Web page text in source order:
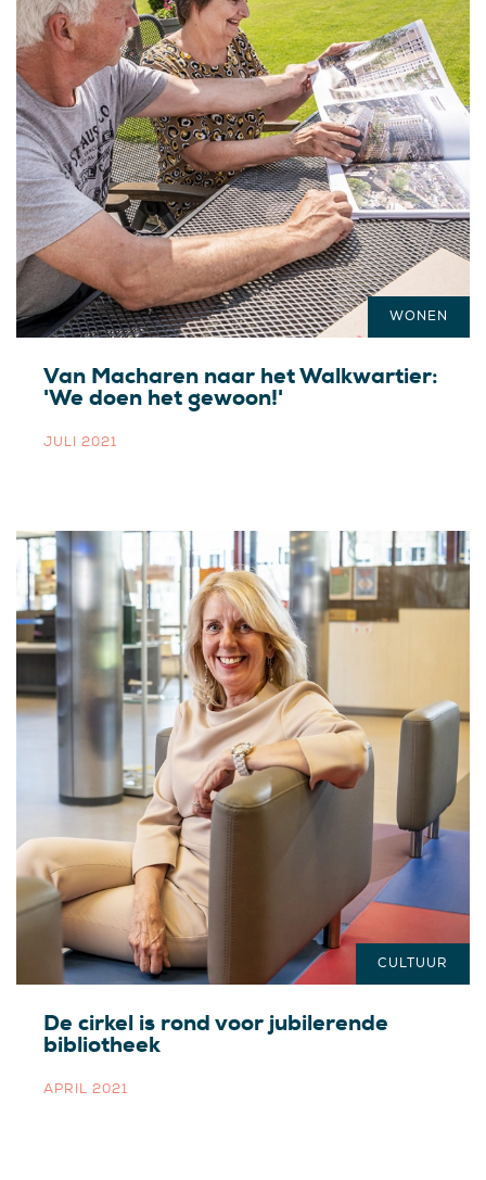
Van Macharen naar het Walkwartier:
'We doen het gewoon!'
JULI 2021
WONEN
De cirkel is rond voor jubilerende
bibliotheek
APRIL 2021
CULTUUR